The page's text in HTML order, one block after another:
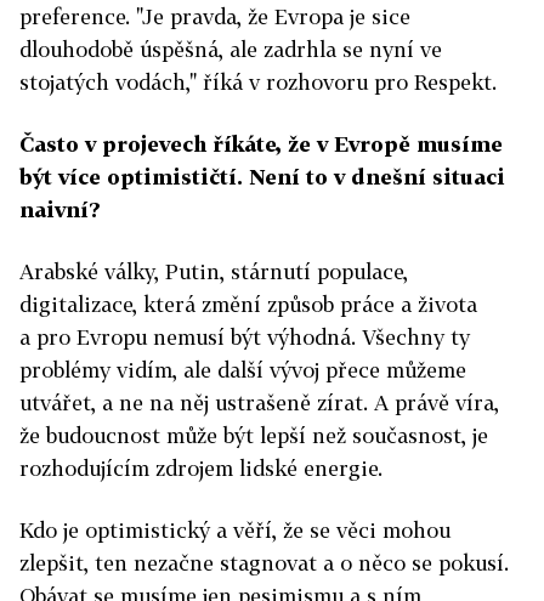
preference. "Je pravda, že Evropa je sice
dlouhodobě úspěšná, ale zadrhla se nyní ve
stojatých vodách," říká v rozhovoru pro Respekt.
Často v projevech říkáte, že v Evropě musíme
být více optimističtí. Není to v dnešní situaci
naivní?
Arabské války, Putin, stárnutí populace,
digitalizace, která změní způsob práce a života
a pro Evropu nemusí být výhodná. Všechny ty
problémy vidím, ale další vývoj přece můžeme
utvářet, a ne na něj ustrašeně zírat. A právě víra,
že budoucnost může být lepší než současnost, je
rozhodujícím zdrojem lidské energie.
Kdo je optimistický a věří, že se věci mohou
zlepšit, ten nezačne stagnovat a o něco se pokusí.
Obávat se musíme jen pesimismu a s ním